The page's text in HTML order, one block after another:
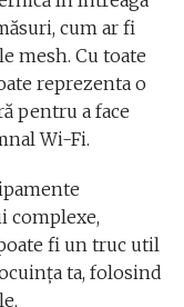
cum ar fi
mesh. Cu toate
reprezenta o
pentru a face
Wi-Fi.
complexe,
fi un truc util
ta, folosind